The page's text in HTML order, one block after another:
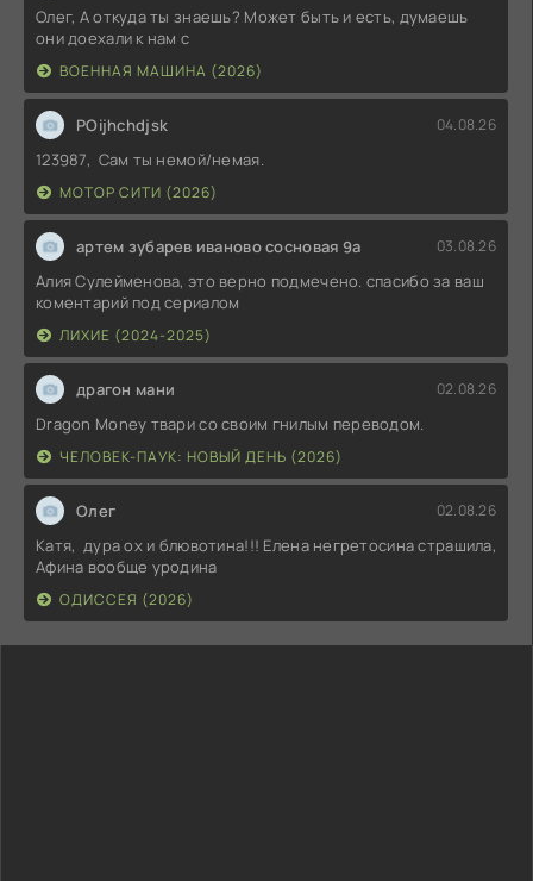
Олег, А откуда ты знаешь? Может быть и есть, думаешь
они доехали к нам с
ВОЕННАЯ МАШИНА (2026)
POijhchdjsk 04.08.26
123987, Сам ты немой/немая.
МОТОР СИТИ (2026)
артем зубарев иваново сосновая 9а 03.08.26
Алия Сулейменова, это верно подмечено. спасибо за ваш
коментарий под сериалом
ЛИХИЕ (2024-2025)
драгон мани 02.08.26
Dragon Money твари со своим гнилым переводом.
ЧЕЛОВЕК-ПАУК: НОВЫЙ ДЕНЬ (2026)
Олег 02.08.26
Катя, дура ох и блювотина!!! Елена негретосина страшила,
Афина вообще уродина
ОДИССЕЯ (2026)